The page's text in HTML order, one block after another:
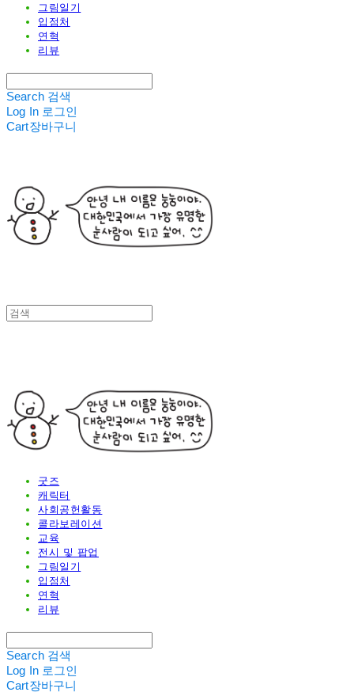
그림일기
입점처
연혁
리뷰
Search 검색
Log In 로그인
Cart장바구니
굿즈
캐릭터
사회공헌활동
콜라보레이션
교육
전시 및 팝업
그림일기
입점처
연혁
리뷰
Search 검색
Log In 로그인
Cart장바구니